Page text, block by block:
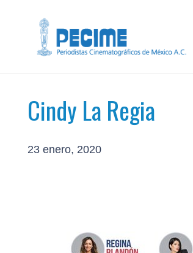
Cindy La Regia
23 enero, 2020